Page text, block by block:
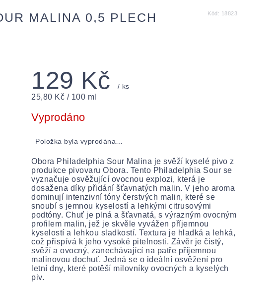
MALINA 0,5 PLECH Kód: 18823
129 Kč / ks
Měrná
25,80 Kč / 100 ml
Vyprodáno
Položka byla vyprodána…
Obora Philadelphia Sour Malina je svěží kyselé pivo z
produkce pivovaru Obora. Tento Philadelphia Sour se
vyznačuje osvěžující ovocnou explozi, která je
dosažena díky přidání šťavnatých malin. V jeho aroma
dominují intenzivní tóny čerstvých malin, které se
snoubí s jemnou kyselostí a lehkými citrusovými
podtóny. Chuť je plná a šťavnatá, s výrazným ovocným
profilem malin, jež je skvěle vyvážen příjemnou
kyselostí a lehkou sladkostí. Textura je hladká a lehká,
což přispívá k jeho vysoké pitelnosti. Závěr je čistý,
svěží a ovocný, zanechávající na patře příjemnou
malinovou dochuť. Jedná se o ideální osvěžení pro
letní dny, které potěší milovníky ovocných a kyselých
piv.